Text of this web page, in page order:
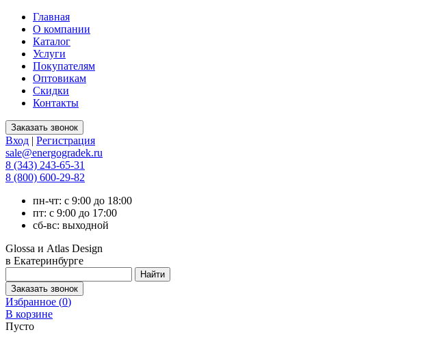
Главная
О компании
Каталог
Услуги
Покупателям
Оптовикам
Скидки
Контакты
Вход | Регистрация
sale@energogradek.ru
8 (343) 243-65-31
8 (800) 600-29-82
пн-чт: с 9:00 до 18:00
пт: с 9:00 до 17:00
сб-вс: выходной
Glossa и Atlas Design
в Екатеринбурге
Избранное (0)
В корзине
Пусто